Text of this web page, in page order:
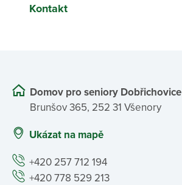
Kontakt
Domov pro seniory Dobřichovice
Brunšov 365, 252 31 Všenory
Ukázat na mapě
+420 257 712 194
+420 778 529 213